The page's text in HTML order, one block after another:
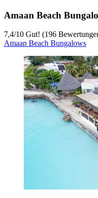
Amaan Beach
7,4/10 Gut! (196
Amaan Beach Bungalows